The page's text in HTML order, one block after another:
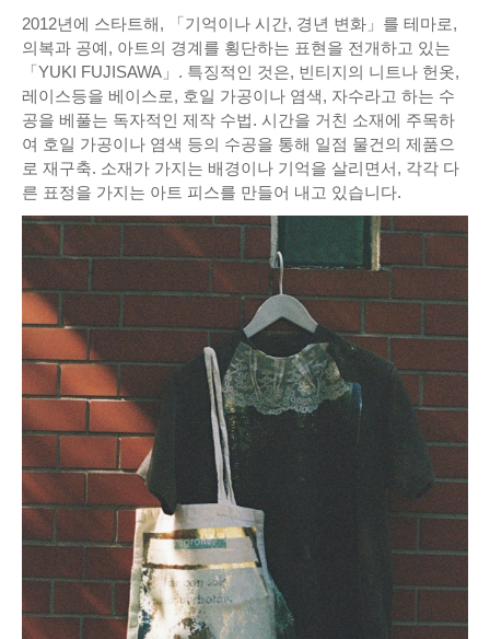
2012년에 스타트해, 「기억이나 시간, 경년 변화」를 테마로,
의복과 공예, 아트의 경계를 횡단하는 표현을 전개하고 있는
「YUKI FUJISAWA」. 특징적인 것은, 빈티지의 니트나 헌옷,
레이스등을 베이스로, 호일 가공이나 염색, 자수라고 하는 수
공을 베풀는 독자적인 제작 수법. 시간을 거친 소재에 주목하
여 호일 가공이나 염색 등의 수공을 통해 일점 물건의 제품으
로 재구축. 소재가 가지는 배경이나 기억을 살리면서, 각각 다
른 표정을 가지는 아트 피스를 만들어 내고 있습니다.